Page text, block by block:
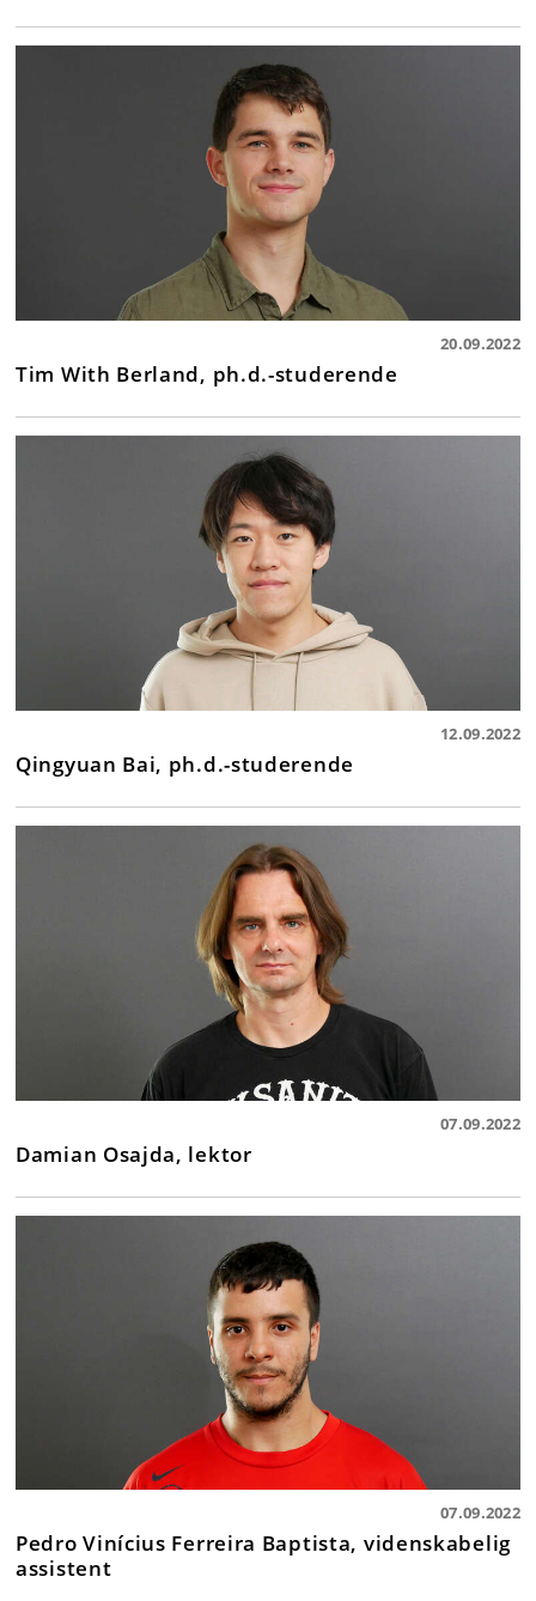
20.09.2022
Tim With Berland, ph.d.-studerende
12.09.2022
Qingyuan Bai, ph.d.-studerende
07.09.2022
Damian Osajda, lektor
07.09.2022
Pedro Vinícius Ferreira Baptista, videnskabelig
assistent